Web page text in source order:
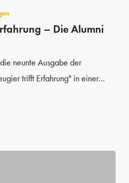
– Die Alumni
neunte Ausgabe der
trifft Erfahrung" in einer…